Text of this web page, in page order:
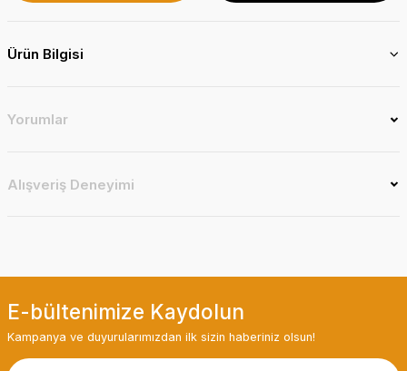
Ürün Bilgisi
Yorumlar
Alışveriş Deneyimi
E-bültenimize Kaydolun
Kampanya ve duyurularımızdan ilk sizin haberiniz olsun!